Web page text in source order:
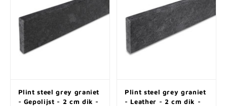
Plint steel grey graniet
- Gepolijst - 2 cm dik -
Plint steel grey graniet
- Leather - 2 cm dik -